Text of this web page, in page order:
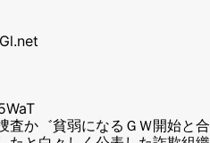
査か゛貧弱になるＧＷ開始と合